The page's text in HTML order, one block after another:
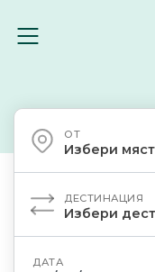
ОТ
Избери
ДЕСТИНАЦИЯ
Избери
ДАТА